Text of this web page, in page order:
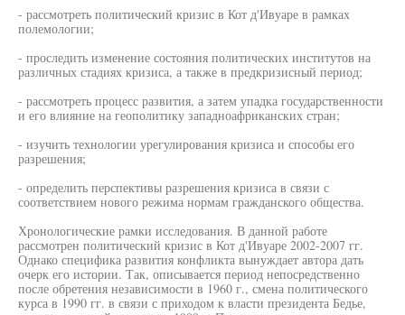
- рассмотреть политический кризис в Кот д'Ивуаре в рамках
полемологии;
- проследить изменение состояния политических институтов на
различных стадиях кризиса, а также в предкризисный период;
- рассмотреть процесс развития, а затем упадка государственности
и его влияние на геополитику западноафриканских стран;
- изучить технологии урегулирования кризиса и способы его
разрешения;
- определить перспективы разрешения кризиса в связи с
соответствием нового режима нормам гражданского общества.
Хронологические рамки исследования. В данной работе
рассмотрен политический кризис в Кот д'Ивуаре 2002-2007 гг.
Однако специфика развития конфликта вынуждает автора дать
очерк его истории. Так, описывается период непосредственно
после обретения независимости в 1960 г., смена политического
курса в 1990 гг. в связи с приходом к власти президента Бедье,